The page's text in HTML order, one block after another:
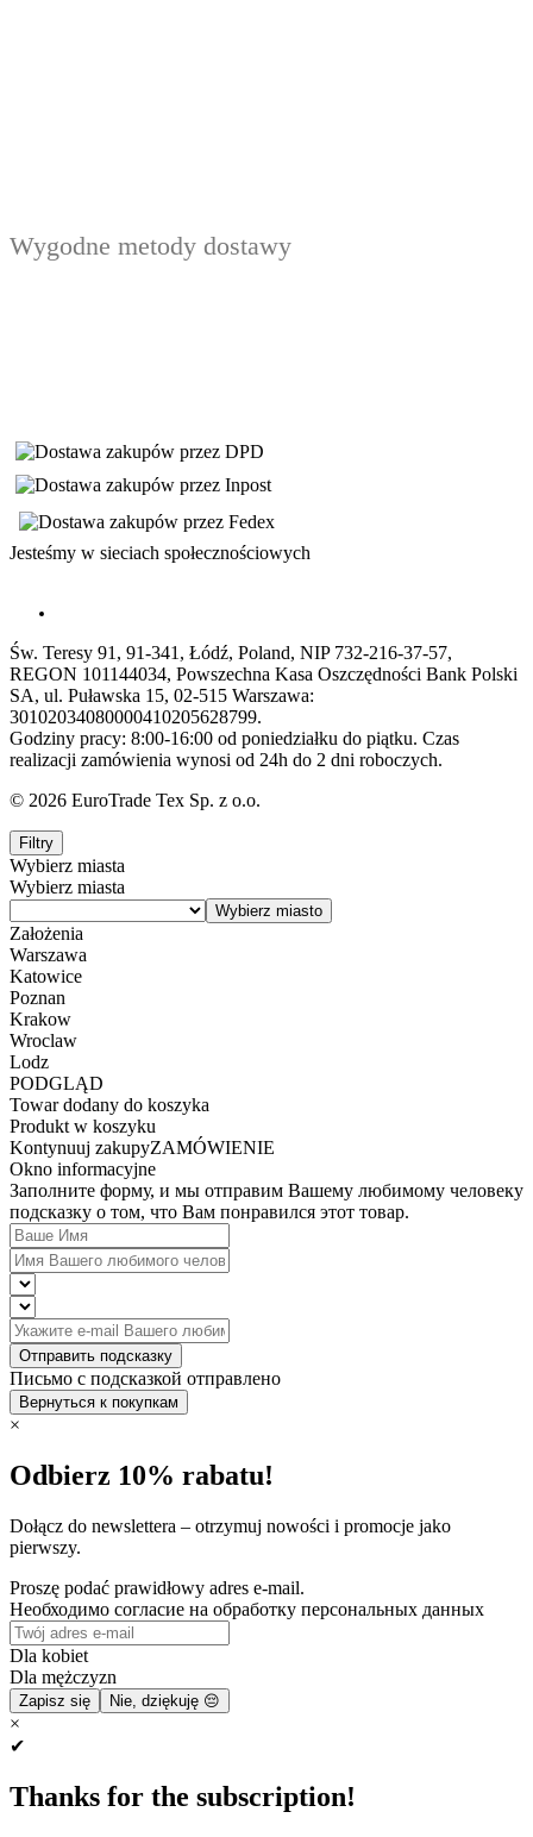
Wygodne metody dostawy
Jesteśmy w sieciach społecznościowych
Św. Teresy 91, 91-341, Łódź, Poland, NIP 732-216-37-57,
REGON 101144034, Powszechna Kasa Oszczędności Bank Polski
SA, ul. Puławska 15, 02-515 Warszawa:
30102034080000410205628799.
Godziny pracy: 8:00-16:00 od poniedziałku do piątku. Czas
realizacji zamówienia wynosi od 24h do 2 dni roboczych.
© 2026 EuroTrade Tex Sp. z o.o.
Filtry
Wybierz miasta
Wybierz miasta
Założenia
Warszawa
Katowice
Poznan
Krakow
Wroclaw
Lodz
PODGLĄD
Towar dodany do koszyka
Produkt w koszyku
Kontynuuj zakupyZAMÓWIENIE
Okno informacyjne
Заполните форму, и мы отправим Вашему любимому человеку
подсказку о том, что Вам понравился этот товар.
Отправить подсказку
Письмо с подсказкой отправлено
Вернуться к покупкам
×
Odbierz 10% rabatu!
Dołącz do newslettera – otrzymuj nowości i promocje jako
pierwszy.
Proszę podać prawidłowy adres e-mail.
Необходимо согласие на обработку персональных данных
Dla kobiet
Dla mężczyzn
Zapisz się Nie, dziękuję 😔
×
✔
Thanks for the subscription!